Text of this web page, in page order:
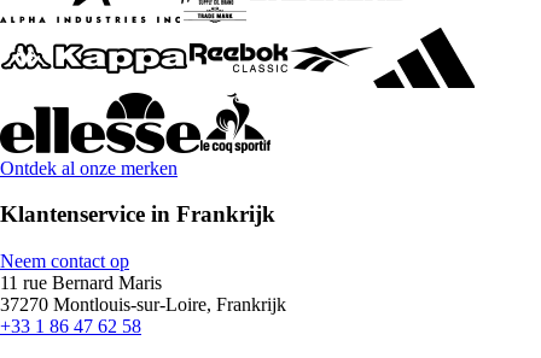
Ontdek al onze merken
Klantenservice in Frankrijk
Neem contact op
11 rue Bernard Maris
37270 Montlouis-sur-Loire, Frankrijk
+33 1 86 47 62 58